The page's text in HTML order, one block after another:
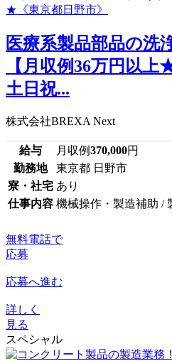
医療系製品部品の洗
【月収例36万円以上
土日祝...
株式会社BREXA Next
給与 月収例370,000円
勤務地
東京都 日野市
寮・社宅 あり
仕事内容 機械操作・製造補助 /
無料電話で
応募
応募へ進む
詳しく
見る
スペシャル